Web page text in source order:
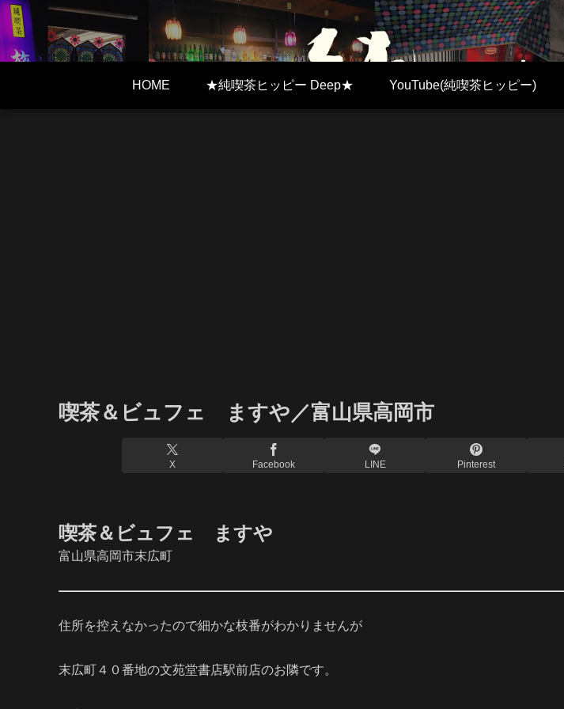
HOME ★純喫茶ヒッピー Deep★ YouTube(純喫茶ヒッピー)
喫茶＆ビュフェ ますや／富山県高岡市
X Facebook LINE Pinterest
喫茶＆ビュフェ ますや
富山県高岡市末広町
住所を控えなかったので細かな枝番がわかりませんが
末広町４０番地の文苑堂書店駅前店のお隣です。